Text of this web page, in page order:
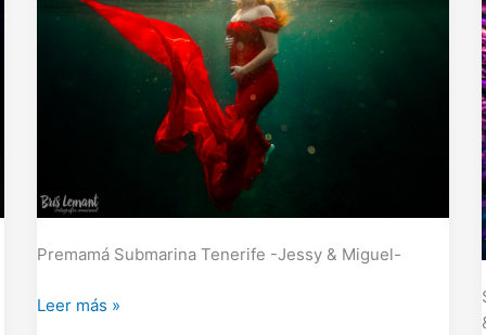
Premamá Submarina Tenerife -Jessy & Miguel-
Leer más »